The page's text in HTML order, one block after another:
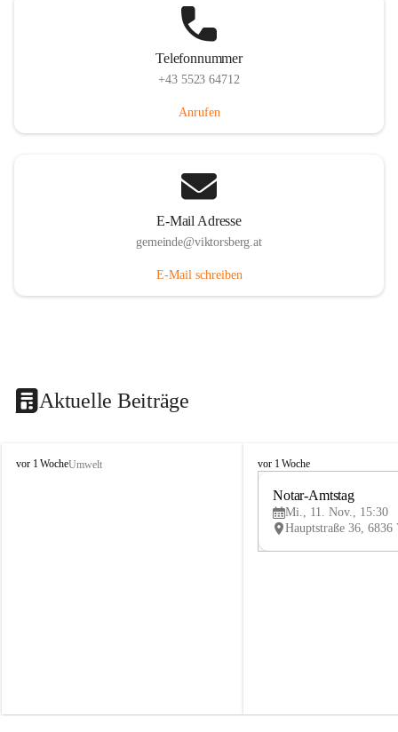
Telefonnummer
+43 5523 64712
Anrufen
E-Mail Adresse
gemeinde@viktorsberg.at
E-Mail schreiben
Aktuelle Beiträge
V
vor 1 WocheUmwelt
V
vor 1 Woche
Notar-Amtstag
Mi., 11. Nov., 15:30